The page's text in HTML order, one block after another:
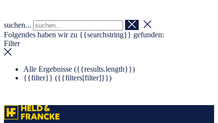
suchen...
Folgendes haben wir zu {{searchstring}} gefunden:
Filter
Alle Ergebnisse ({{results.length}})
{{filter}} ({{filters[filter]}})